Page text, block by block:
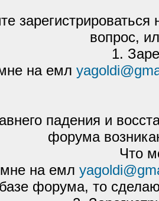
вопрос,
1.
на емл
падения и
форума
Что
на емл
форума, то